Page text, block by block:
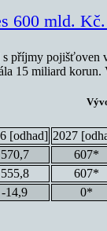
600 mld.
pojišťoven
15 miliard
[odhad] 2027
570,7
607*
555,8
607*
-14,9 0*